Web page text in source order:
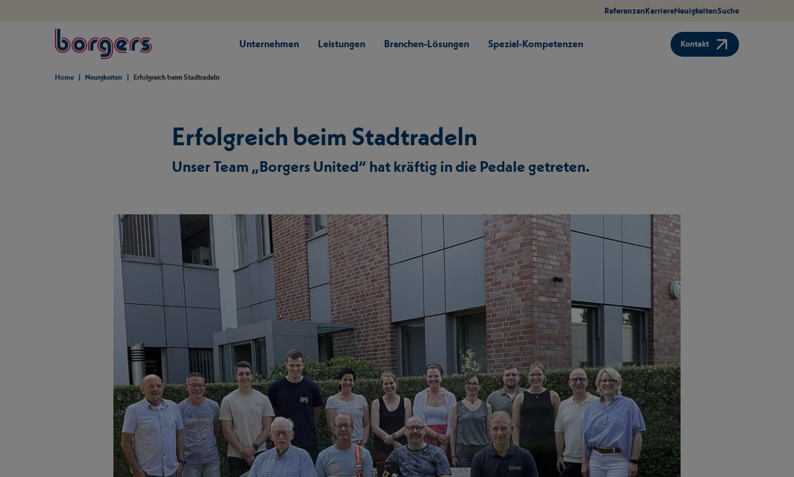
ReferenzenKarriereNeuigkeitenSuche
Borgers Unternehmen Leistungen Branchen-Lösungen Spezial-Kompetenzen Kontakt
Home Neuigkeiten Erfolgreich beim Stadtradeln
Erfolgreich beim Stadtradeln
Unser Team „Borgers United“ hat kräftig in die Pedale getreten.